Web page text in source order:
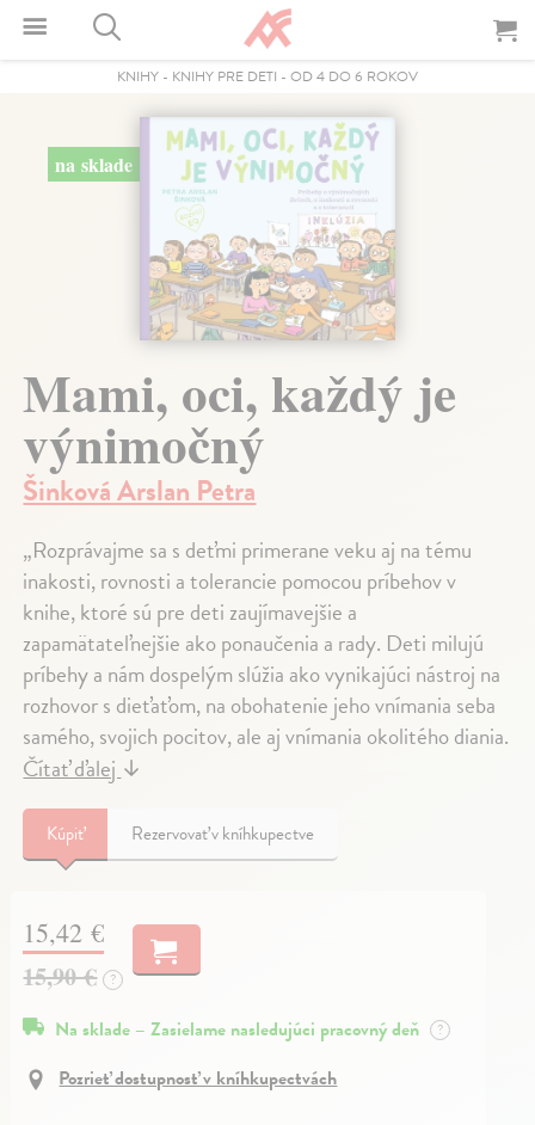
KNIHY - KNIHY PRE DETI - OD 4 DO 6 ROKOV
na sklade
Mami, oci, každý je
výnimočný
Šinková Arslan Petra
„Rozprávajme sa s deťmi primerane veku aj na tému
inakosti, rovnosti a tolerancie pomocou príbehov v
knihe, ktoré sú pre deti zaujímavejšie a
zapamätateľnejšie ako ponaučenia a rady. Deti milujú
príbehy a nám dospelým slúžia ako vynikajúci nástroj na
rozhovor s dieťaťom, na obohatenie jeho vnímania seba
samého, svojich pocitov, ale aj vnímania okolitého diania.
Čítať ďalej ↓
Kúpiť Rezervovať v kníhkupectve
15,42 €
15,90 € ?
Na sklade – Zasielame nasledujúci pracovný deň ?
Pozrieť dostupnosť v kníhkupectvách